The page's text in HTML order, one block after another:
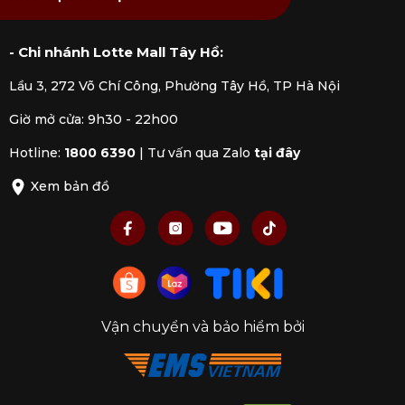
- Chi nhánh Lotte Mall Tây Hồ:
Lầu 3, 272 Võ Chí Công, Phường Tây Hồ, TP Hà Nội
Giờ mở cửa: 9h30 - 22h00
Hotline: 1800 6390 | Tư vấn qua Zalo tại đây
Xem bản đồ
Vận chuyển và bảo hiểm bởi